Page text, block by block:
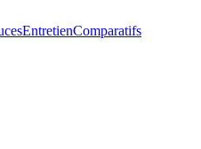
EntretienComparatifs